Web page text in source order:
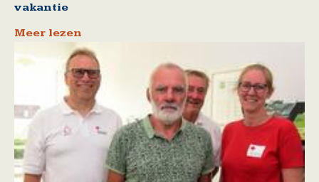
vakantie
Meer lezen